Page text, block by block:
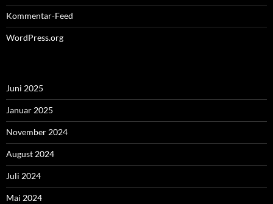
Kommentar-Feed
WordPress.org
Juni 2025
Januar 2025
November 2024
August 2024
Juli 2024
Mai 2024